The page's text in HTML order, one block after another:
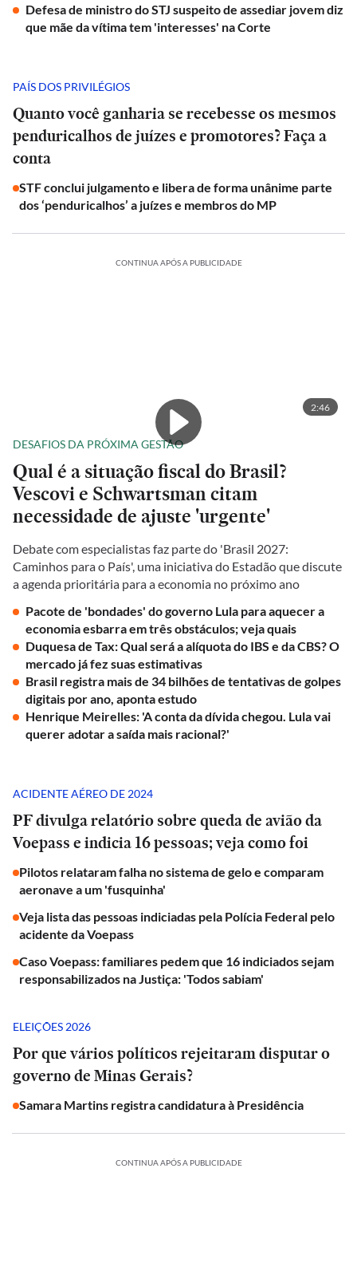
Defesa de ministro do STJ suspeito de assediar jovem diz
que mãe da vítima tem 'interesses' na Corte
PAÍS DOS PRIVILÉGIOS
Quanto você ganharia se recebesse os mesmos
penduricalhos de juízes e promotores? Faça a
conta
STF conclui julgamento e libera de forma unânime parte
dos ‘penduricalhos’ a juízes e membros do MP
CONTINUA APÓS A PUBLICIDADE
2:46
DESAFIOS DA PRÓXIMA GESTÃO
Qual é a situação fiscal do Brasil?
Vescovi e Schwartsman citam
necessidade de ajuste 'urgente'
Debate com especialistas faz parte do 'Brasil 2027:
Caminhos para o País', uma iniciativa do Estadão que discute
a agenda prioritária para a economia no próximo ano
Pacote de 'bondades' do governo Lula para aquecer a
economia esbarra em três obstáculos; veja quais
Duquesa de Tax: Qual será a alíquota do IBS e da CBS? O
mercado já fez suas estimativas
Brasil registra mais de 34 bilhões de tentativas de golpes
digitais por ano, aponta estudo
Henrique Meirelles: 'A conta da dívida chegou. Lula vai
querer adotar a saída mais racional?'
ACIDENTE AÉREO DE 2024
PF divulga relatório sobre queda de avião da
Voepass e indicia 16 pessoas; veja como foi
Pilotos relataram falha no sistema de gelo e comparam
aeronave a um 'fusquinha'
Veja lista das pessoas indiciadas pela Polícia Federal pelo
acidente da Voepass
Caso Voepass: familiares pedem que 16 indiciados sejam
responsabilizados na Justiça: 'Todos sabiam'
ELEIÇÕES 2026
Por que vários políticos rejeitaram disputar o
governo de Minas Gerais?
Samara Martins registra candidatura à Presidência
CONTINUA APÓS A PUBLICIDADE